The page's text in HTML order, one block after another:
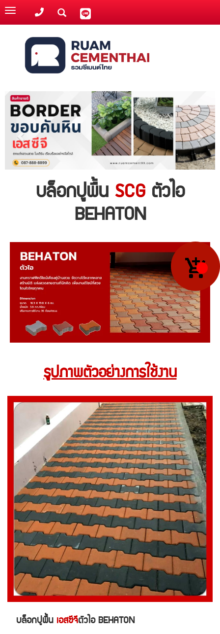
Toggle
navigation
บล็อกปูพื้น SCGตัวไอ
BEHATON
รูปภาพตัวอย่างการใช้งาน
บล็อกปูพื้น เอสซีจีตัวไอ BEHATON